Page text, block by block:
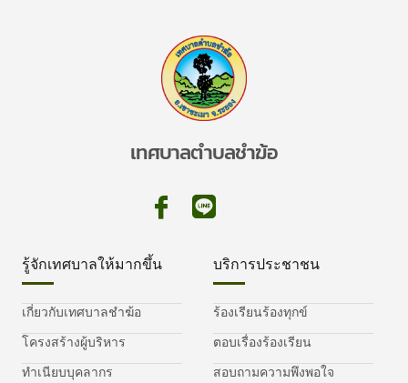
เทศบาลตำบลชำฆ้อ
รู้จักเทศบาลให้มากขึ้น
เกี่ยวกับเทศบาลชำฆ้อ
โครงสร้างผู้บริหาร
ทำเนียบบุคลากร
บริการประชาชน
ร้องเรียนร้องทุกข์
ตอบเรื่องร้องเรียน
สอบถามความพึงพอใจ